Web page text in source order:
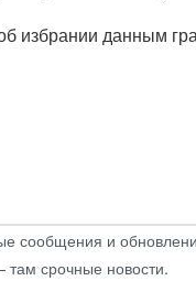
избрании данным
сообщения и
срочные новости.